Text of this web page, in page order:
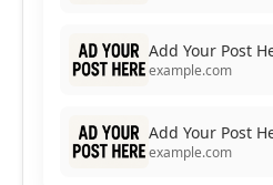
Add Your Post
example.com
Add Your Post
example.com